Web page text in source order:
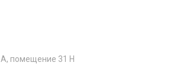
помещение 31 H